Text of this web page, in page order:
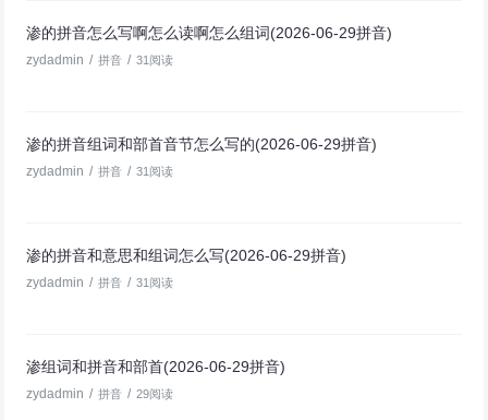
渗的拼音怎么写啊怎么读啊怎么组词(2026-06-29拼音)
zydadmin / 拼音 / 31阅读
渗的拼音组词和部首音节怎么写的(2026-06-29拼音)
zydadmin / 拼音 / 31阅读
渗的拼音和意思和组词怎么写(2026-06-29拼音)
zydadmin / 拼音 / 31阅读
渗组词和拼音和部首(2026-06-29拼音)
zydadmin / 拼音 / 29阅读